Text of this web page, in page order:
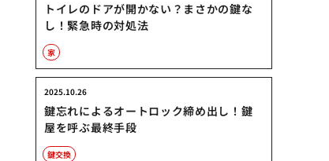
トイレのドアが開かない？まさかの鍵な
し！緊急時の対処法
家
鍵忘れによるオートロック締め出し！鍵
屋を呼ぶ最終手段
2025.10.26
鍵交換